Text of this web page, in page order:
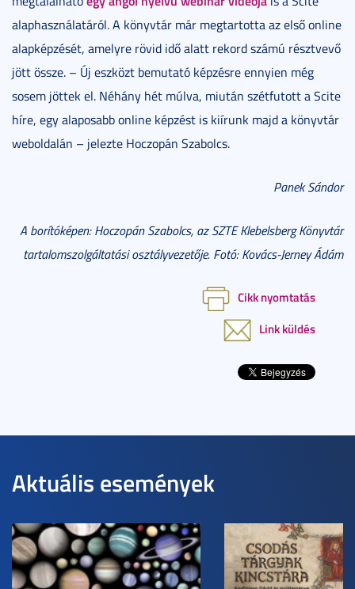
alaphasználatáról. A könyvtár már megtartotta az első online
alapképzését, amelyre rövid idő alatt rekord számú résztvevő
jött össze. – Új eszközt bemutató képzésre ennyien még
sosem jöttek el. Néhány hét múlva, miután szétfutott a Scite
híre, egy alaposabb online képzést is kiírunk majd a könyvtár
weboldalán – jelezte Hoczopán Szabolcs.
Panek Sándor
A borítóképen: Hoczopán Szabolcs, az SZTE Klebelsberg Könyvtár
tartalomszolgáltatási osztályvezetője. Fotó: Kovács-Jerney Ádám
Cikk nyomtatás
Link küldés
Aktuális események